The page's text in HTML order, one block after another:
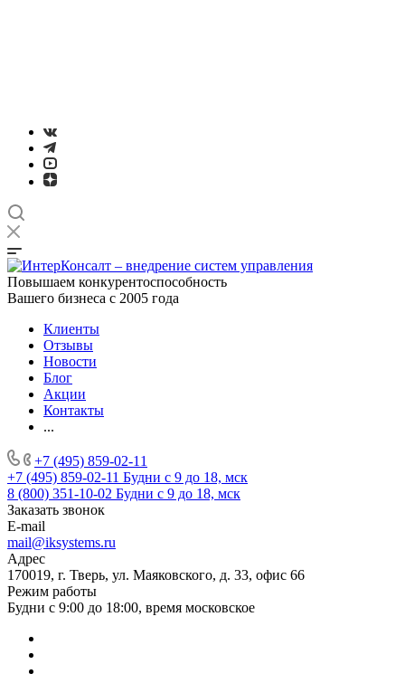
Повышаем конкурентоспособность
Вашего бизнеса с 2005 года
Клиенты
Отзывы
Новости
Блог
Акции
Контакты
...
+7 (495) 859-02-11
+7 (495) 859-02-11 Будни с 9 до 18, мск
8 (800) 351-10-02 Будни с 9 до 18, мск
Заказать звонок
E-mail
mail@iksystems.ru
Адрес
170019, г. Тверь, ул. Маяковского, д. 33, офис 66
Режим работы
Будни с 9:00 до 18:00, время московское